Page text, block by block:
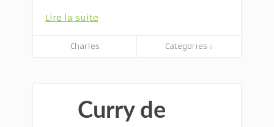
Lire la suite
Charles Categories ↓
Curry de